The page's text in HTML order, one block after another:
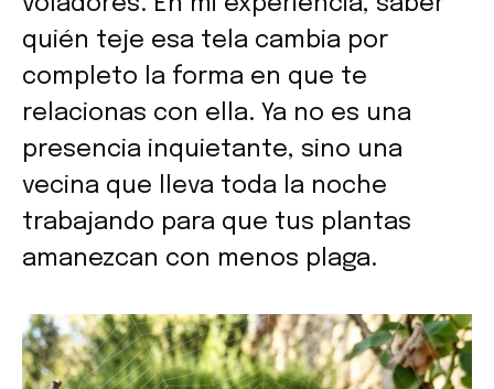
quién teje esa tela cambia por
completo la forma en que te
relacionas con ella. Ya no es una
presencia inquietante, sino una
vecina que lleva toda la noche
trabajando para que tus plantas
amanezcan con menos plaga.